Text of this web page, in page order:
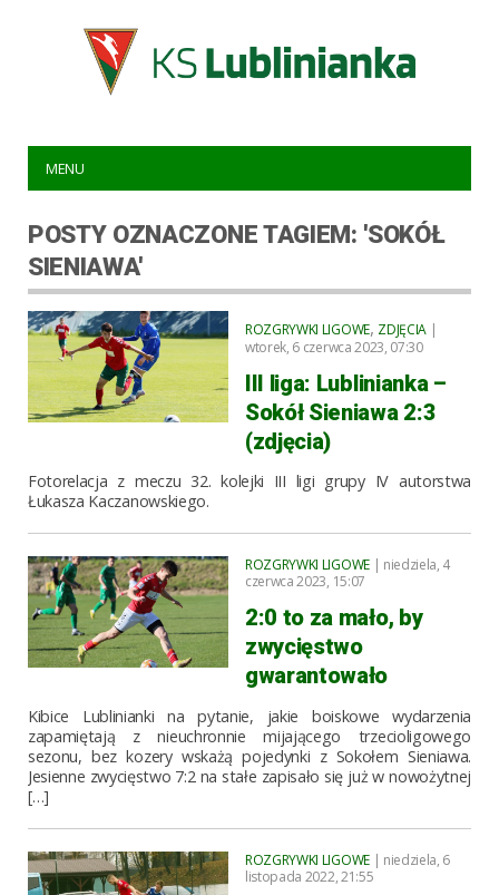
MENU
POSTY OZNACZONE TAGIEM: 'SOKÓŁ
SIENIAWA'
ROZGRYWKI LIGOWE, ZDJĘCIA |
wtorek, 6 czerwca 2023, 07:30
III liga: Lublinianka –
Sokół Sieniawa 2:3
(zdjęcia)
Fotorelacja z meczu 32. kolejki III ligi grupy IV autorstwa
Łukasza Kaczanowskiego.
ROZGRYWKI LIGOWE| niedziela, 4
czerwca 2023, 15:07
2:0 to za mało, by
zwycięstwo
gwarantowało
Kibice Lublinianki na pytanie, jakie boiskowe wydarzenia
zapamiętają z nieuchronnie mijającego trzecioligowego
sezonu, bez kozery wskażą pojedynki z Sokołem Sieniawa.
Jesienne zwycięstwo 7:2 na stałe zapisało się już w nowożytnej
[…]
ROZGRYWKI LIGOWE| niedziela, 6
listopada 2022, 21:55